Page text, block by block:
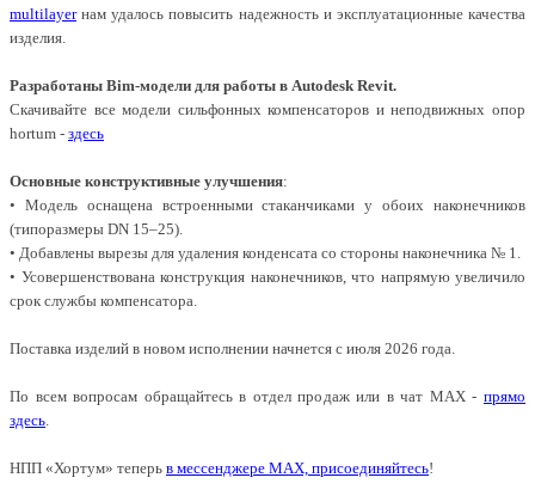
multilayerнам удалось повысить надежность и эксплуатационные качества
изделия.
Разработаны Bim-модели для работы в Autodesk Revit.
Скачивайте все модели сильфонных компенсаторов и неподвижных опор
hortum - здесь
Основные конструктивные улучшения:
• Модель оснащена встроенными стаканчиками у обоих наконечников
(типоразмеры DN 15–25).
• Добавлены вырезы для удаления конденсата со стороны наконечника № 1.
• Усовершенствована конструкция наконечников, что напрямую увеличило
срок службы компенсатора.
Поставка изделий в новом исполнении начнется с июля 2026 года.
По всем вопросам обращайтесь в отдел продаж или в чат МАХ - прямо
здесь.
НПП «Хортум» теперь в мессенджере MAX, присоединяйтесь!